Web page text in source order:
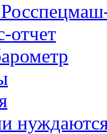
отчет